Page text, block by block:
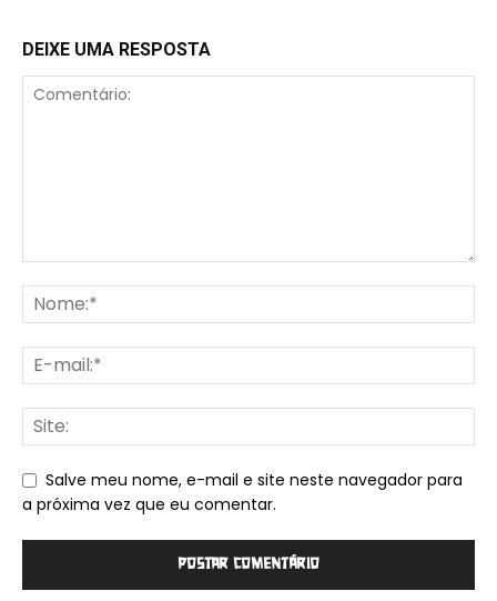
DEIXE UMA RESPOSTA
Salve meu nome, e-mail e site neste navegador para
a próxima vez que eu comentar.